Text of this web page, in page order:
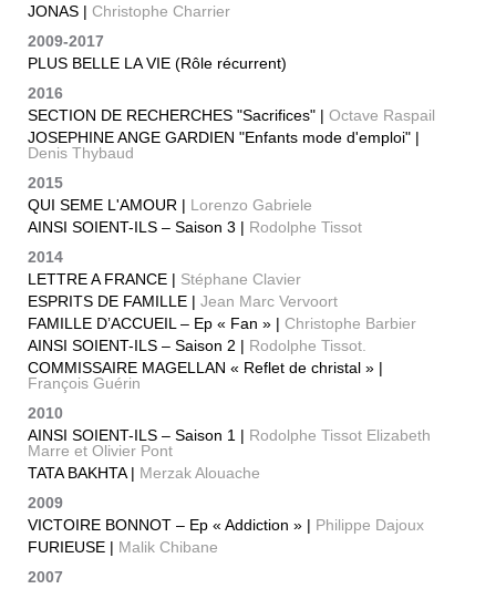
JONAS | Christophe Charrier
2009-2017
PLUS BELLE LA VIE (Rôle récurrent)
2016
SECTION DE RECHERCHES "Sacrifices" | Octave Raspail
JOSEPHINE ANGE GARDIEN "Enfants mode d'emploi" |
Denis Thybaud
2015
QUI SEME L'AMOUR | Lorenzo Gabriele
AINSI SOIENT-ILS – Saison 3 | Rodolphe Tissot
2014
LETTRE A FRANCE | Stéphane Clavier
ESPRITS DE FAMILLE | Jean Marc Vervoort
FAMILLE D’ACCUEIL – Ep « Fan » | Christophe Barbier
AINSI SOIENT-ILS – Saison 2 | Rodolphe Tissot.
COMMISSAIRE MAGELLAN « Reflet de christal » |
François Guérin
2010
AINSI SOIENT-ILS – Saison 1 | Rodolphe Tissot Elizabeth
Marre et Olivier Pont
TATA BAKHTA | Merzak Alouache
2009
VICTOIRE BONNOT – Ep « Addiction » | Philippe Dajoux
FURIEUSE | Malik Chibane
2007